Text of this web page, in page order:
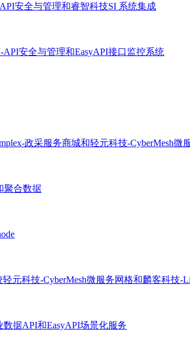
安全与管理和睿智科技SI 系统集成
API安全与管理和EasyAPI接口监控系统
政采服务商城和轻元科技-CyberMesh微
聚合数据
轻元科技-CyberMesh微服务网格和麟客科技-
据API和EasyAPI场景化服务